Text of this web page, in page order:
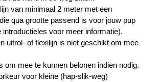
van minimaal 2 meter met een
qua grootte passend is voor jouw pup
introductieles voor meer informatie).
uitrol- of flexilijn is niet geschikt om mee
om mee te kunnen belonen indien nodig.
voor kleine (hap-slik-weg)